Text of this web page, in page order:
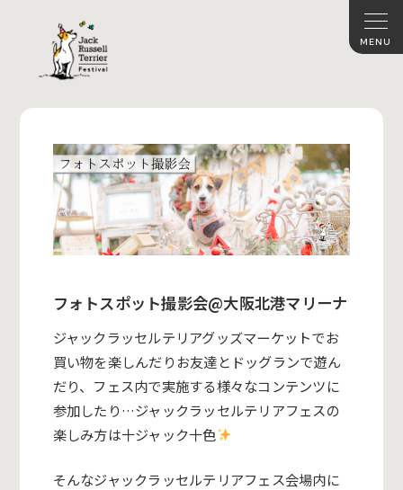
フォトスポット撮影会@大阪北港マリーナ
ジャックラッセルテリアグッズマーケットでお
買い物を楽しんだりお友達とドッグランで遊ん
だり、フェス内で実施する様々なコンテンツに
参加したり…ジャックラッセルテリアフェスの
楽しみ方は十ジャック十色
そんなジャックラッセルテリアフェス会場内に